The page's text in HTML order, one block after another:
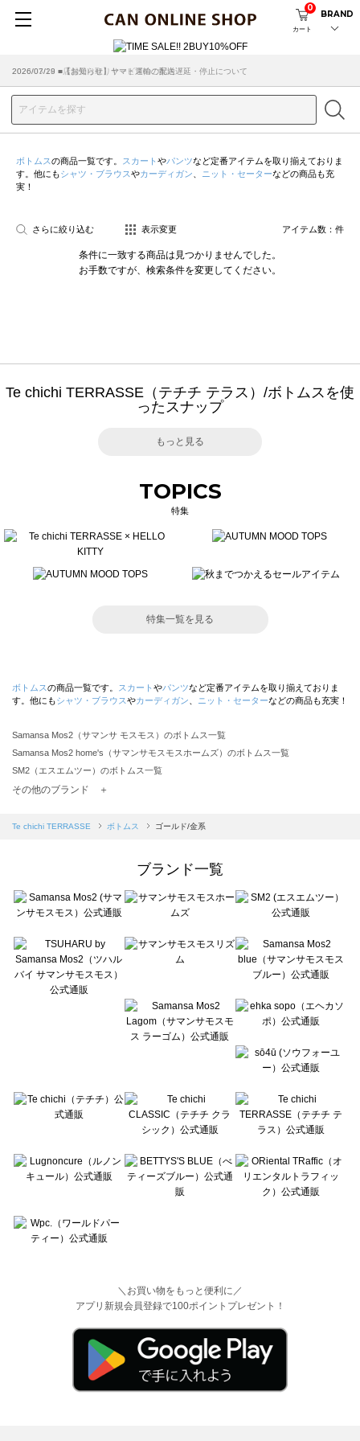
カート
0
BRAND
2026/07/29 ■【お知らせ】ヤマト運輸の配送遅延・停止について
2026/03/18 ■店舗受け取りサービスのご案内
ボトムスの商品一覧です。 スカート やパンツなど定番アイテムを取り揃えておりま
す。他にもシャツ・ブラウスやカーディガン ニット・セーターなどの商品も充
実！
さらに絞り込む 表示変更 アイテム数： 件
条件に一致する商品は見つかりませんでした。
お手数ですが、検索条件を変更してください。
Te chichi TERRASSE（テチチ テラス）/ボトムスを使
ったスナップ
もっと見る
TOPICS
特集
特集一覧を見る
ボトムスの商品一覧です。 スカート やパンツなど定番アイテムを取り揃えておりま
す。他にもシャツ・ブラウスやカーディガン ニット・セーターなどの商品も充実！
Samansa Mos2（サマンサ モスモス）のボトムス一覧
Samansa Mos2 home's（サマンサモスモスホームズ）のボトムス一覧
SM2（エスエムツー）のボトムス一覧
TSUHARU by Samansa Mos2（ツハルバイサマンサモスモス）のボトムス一覧
Samansa Mos2 blue（サマンサモスモス ブルー）のボトムス一覧
sō4ū（ソウフォーユー）のボトムス一覧
Te chichi（テチチ）のボトムス一覧
Te chichi CLASSIC（テチチ クラシック）のボトムス一覧
Lugnoncure（ルノンキュール）のボトムス一覧
BETTY'S BLUE（べティーズブルー）のボトムス一覧
Wpc.（ワールドパーティー）のボトムス一覧
その他のブランド ＋
Te chichi TERRASSE ボトムス ゴールド/金系
ブランド一覧
＼お買い物をもっと便利に／
アプリ新規会員登録で100ポイントプレゼント！